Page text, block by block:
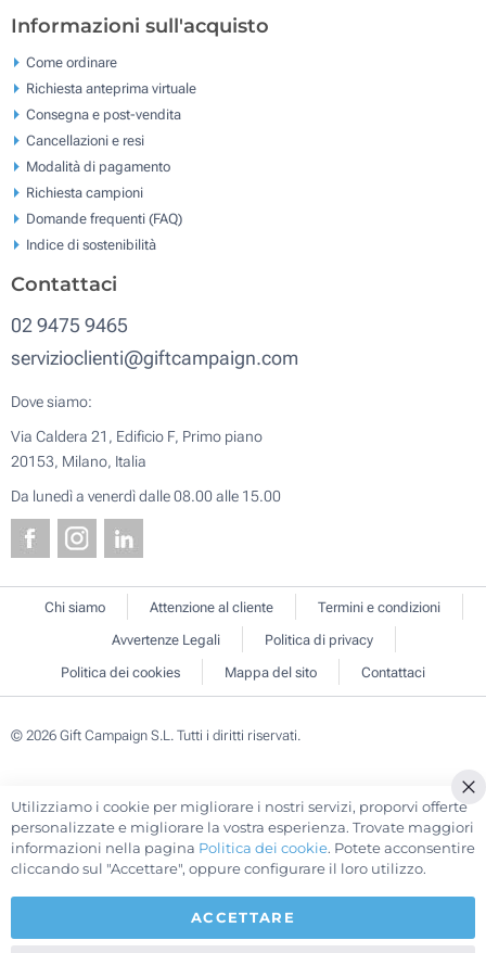
Informazioni sull'acquisto
Come ordinare
Richiesta anteprima virtuale
Consegna e post-vendita
Cancellazioni e resi
Modalità di pagamento
Richiesta campioni
Domande frequenti (FAQ)
Indice di sostenibilità
Contattaci
02 9475 9465
servizioclienti@giftcampaign.com
Dove siamo:
Via Caldera 21, Edificio F, Primo piano
20153, Milano, Italia
Da lunedì a venerdì dalle 08.00 alle 15.00
Chi siamo Attenzione al cliente
Termini e condizioni
Avvertenze Legali
Politica di privacy
Politica dei cookies
Mappa del sito Contattaci
© 2026 Gift Campaign S.L. Tutti i diritti riservati.
Utilizziamo i cookie per migliorare i nostri servizi, proporvi offerte
personalizzate e migliorare la vostra esperienza. Trovate maggiori
informazioni nella pagina Politica dei cookie. Potete acconsentire
cliccando sul "Accettare", oppure configurare il loro utilizzo.
ACCETTARE